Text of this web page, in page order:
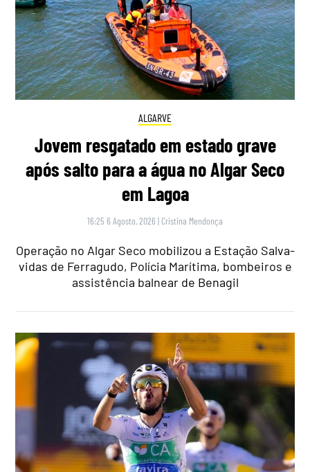
ALGARVE
Jovem resgatado em estado grave
após salto para a água no Algar Seco
em Lagoa
16:25 6 Agosto, 2026 | Cristina Mendonça
Operação no Algar Seco mobilizou a Estação Salva-
vidas de Ferragudo, Polícia Marítima, bombeiros e
assistência balnear de Benagil